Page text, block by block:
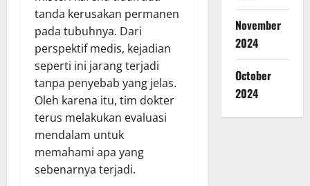
tanda kerusakan permanen
pada tubuhnya. Dari
perspektif medis, kejadian
seperti ini jarang terjadi
tanpa penyebab yang jelas.
Oleh karena itu, tim dokter
terus melakukan evaluasi
mendalam untuk
memahami apa yang
sebenarnya terjadi.
November
2024
October
2024